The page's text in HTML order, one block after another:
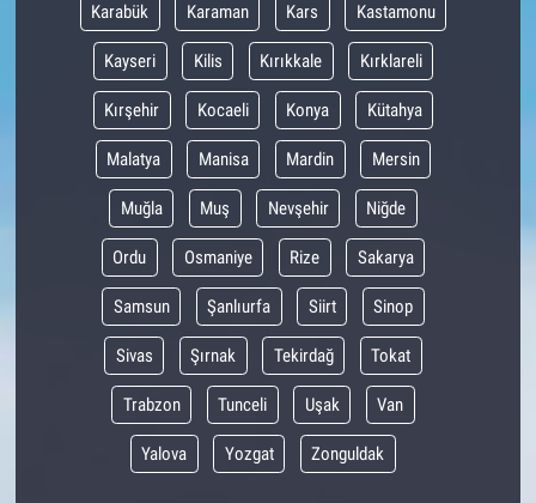
Karabük Karaman Kars Kastamonu
Kayseri Kilis Kırıkkale Kırklareli
Kırşehir Kocaeli Konya Kütahya
Malatya Manisa Mardin Mersin
Muğla Muş Nevşehir Niğde
Ordu Osmaniye Rize Sakarya
Samsun Şanlıurfa Siirt Sinop
Sivas Şırnak Tekirdağ Tokat
Trabzon Tunceli Uşak Van
Yalova Yozgat Zonguldak